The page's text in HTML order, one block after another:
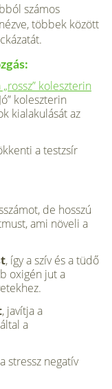
számos
többek között
koleszterin
koleszterin
kialakulását az
a testzsír
de hosszú
ami növeli a
, így a szív és a tüdő
oxigén jut a
, javítja a
a
stressz negatív